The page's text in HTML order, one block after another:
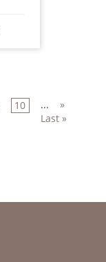
10 ...
»
Last »